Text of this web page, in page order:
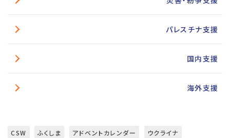
パレスチナ支援
国内支援
海外支援
CSW ふくしま アドベントカレンダー ウクライナ